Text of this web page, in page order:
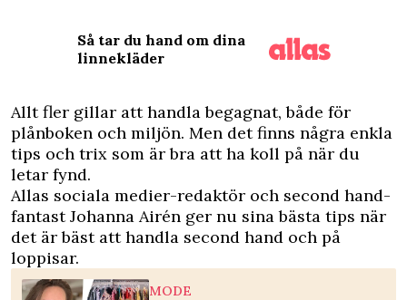
Så tar du hand om dina
linnekläder
Allt fler gillar att handla begagnat, både för
plånboken och miljön. Men det finns några enkla
tips och trix som är bra att ha koll på när du
letar fynd.
Allas sociala medier-redaktör och second hand-
fantast Johanna Airén ger nu sina bästa tips när
det är bäst att handla second hand och på
loppisar.
MODE